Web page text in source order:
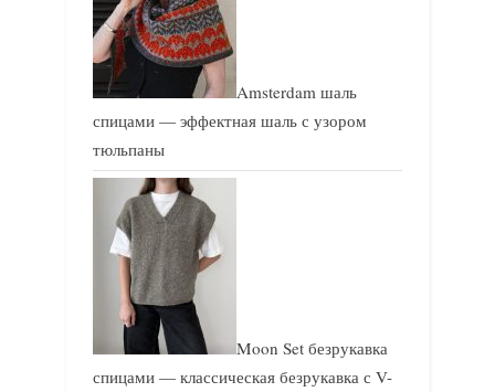
Amsterdam шаль
спицами — эффектная шаль с узором
тюльпаны
Moon Set безрукавка
спицами — классическая безрукавка с V-